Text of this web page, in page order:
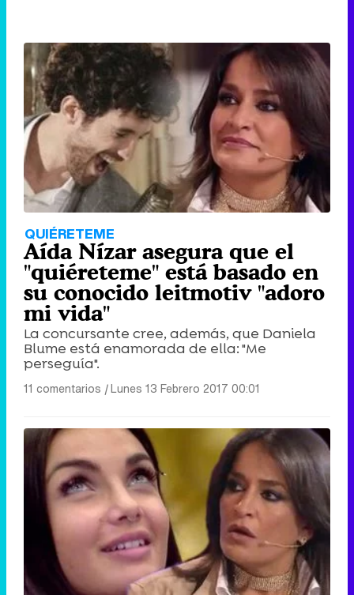
QUIÉRETEME
Aída Nízar asegura que el
"quiéreteme" está basado en
su conocido leitmotiv "adoro
mi vida"
La concursante cree, además, que Daniela
Blume está enamorada de ella: "Me
perseguía".
11 comentarios |Lunes 13 Febrero 2017 00:01